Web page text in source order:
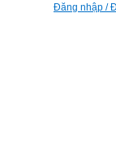
Đăng nhập /